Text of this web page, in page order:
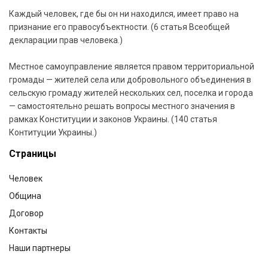
Каждый человек, где бы он ни находился, имеет право на
признание его правосубъектности. (6 статья Всеобщей
декларации прав человека.)
Местное самоуправление является правом территориальной
громады — жителей села или добровольного объединения в
сельскую громаду жителей нескольких сел, поселка и города
— самостоятельно решать вопросы местного значения в
рамках Конституции и законов Украины. (140 статья
Контитуции Украины.)
Страницы
Человек
Община
Договор
Контакты
Наши партнеры